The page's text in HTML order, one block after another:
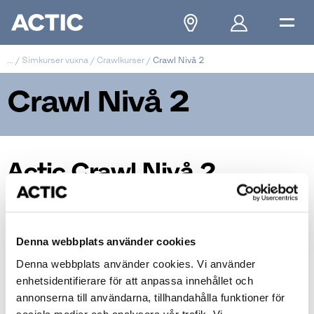
Denna webbplats använder cookies
Denna webbplats använder cookies. Vi använder
enhetsidentifierare för att anpassa innehållet och
annonserna till användarna, tillhandahålla funktioner för
/ Simkurser vuxna / Crawlkurser / Crawl Nivå 2
Crawl Nivå 2
Actic Crawl Nivå 2